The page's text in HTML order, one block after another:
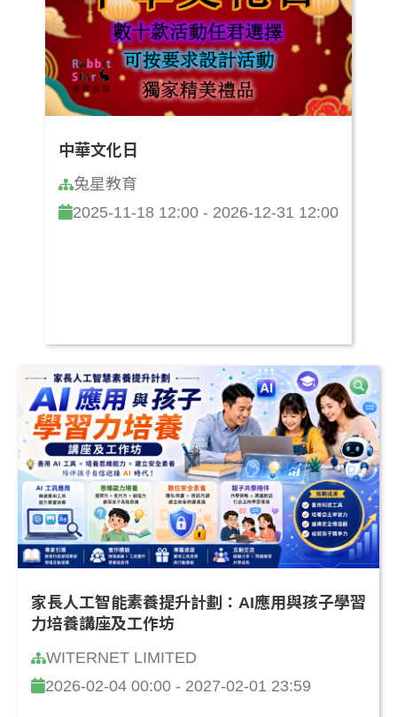
中華文化日
兔星教育
2025-11-18 12:00 - 2026-12-31 12:00
家長人工智能素養提升計劃：AI應用與孩子學習
力培養講座及工作坊
WITERNET LIMITED
2026-02-04 00:00 - 2027-02-01 23:59